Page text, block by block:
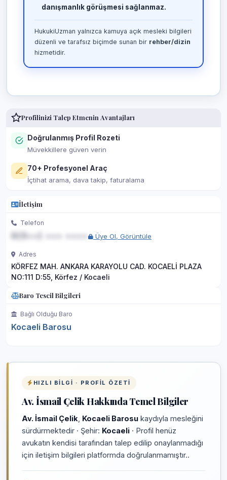
danışmanlık görüşmesi sağlanmaz.
HukukiUzman yalnızca kamuya açık mesleki bilgileri
düzenli ve tarafsız biçimde sunan bir rehber/dizin
hizmetidir.
Profilinizi Talep Etmenin Avantajları
Doğrulanmış Profil Rozeti
Müvekkillere güven verin
70+ Profesyonel Araç
İçtihat arama, dava takip, faturalama
İletişim
Telefon
Üye Ol, Görüntüle
Adres
KÖRFEZ MAH. ANKARA KARAYOLU CAD. KOCAELİ PLAZA
NO:111 D:55, Körfez / Kocaeli
Baro Tescil Bilgileri
Bağlı Olduğu Baro
Kocaeli Barosu
HIZLI BILGI · PROFIL ÖZETI
Av. İsmail Çelik Hakkında Temel Bilgiler
Av. İsmail Çelik Kocaeli Barosu kaydıyla mesleğini
sürdürmektedir · Şehir: Kocaeli · Profil henüz
avukatın kendisi tarafından talep edilip onaylanmadığı
için iletişim bilgileri platformda doğrulanmamıştır..